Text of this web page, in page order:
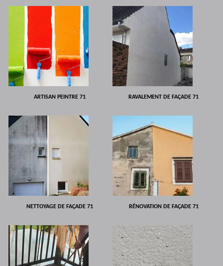
ARTISAN PEINTRE 71 RAVALEMENT DE FAÇADE 71
NETTOYAGE DE FAÇADE 71 RÉNOVATION DE FAÇADE 71